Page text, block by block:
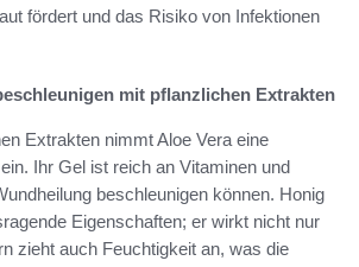
fördert und das Risiko von Infektionen
mit pflanzlichen Extrakten
Extrakten nimmt Aloe Vera eine
Ihr Gel ist reich an Vitaminen und
beschleunigen können. Honig
Eigenschaften; er wirkt nicht nur
zieht auch Feuchtigkeit an, was die